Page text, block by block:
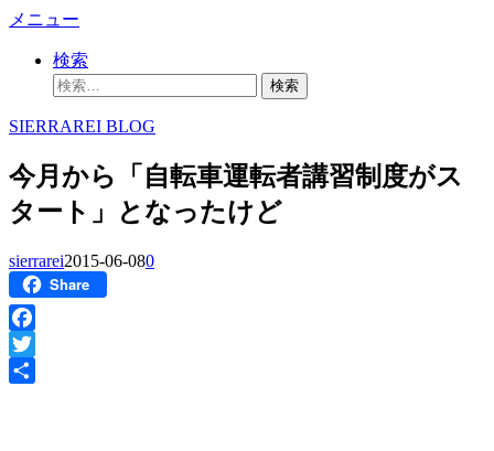
コ
へ
キ
ッ
プ
メニュー
検索
検
SIERRAREI BLOG
今月から「自転車運転者講習制度がス
タート」となったけど
sierrarei2015-06-080
Share
Facebook
Twitter